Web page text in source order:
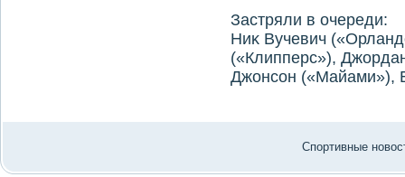
Застряли в очереди:
Ниκ Вучевич
(«Клипперс»),
Джонсон («Майами»),
Спортивные